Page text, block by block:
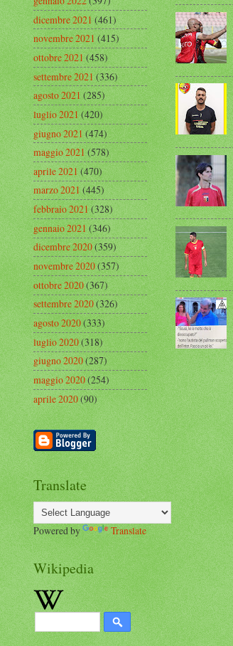
dicembre 2021(461)
novembre 2021(415)
ottobre 2021(458)
settembre 2021(336)
agosto 2021(285)
luglio 2021(420)
giugno 2021(474)
maggio 2021(578)
aprile 2021(470)
marzo 2021(445)
febbraio 2021(328)
gennaio 2021(346)
dicembre 2020(359)
novembre 2020(357)
ottobre 2020(367)
settembre 2020(326)
agosto 2020(333)
luglio 2020(318)
giugno 2020(287)
maggio 2020(254)
aprile 2020(90)
Translate
Powered by Translate
Wikipedia